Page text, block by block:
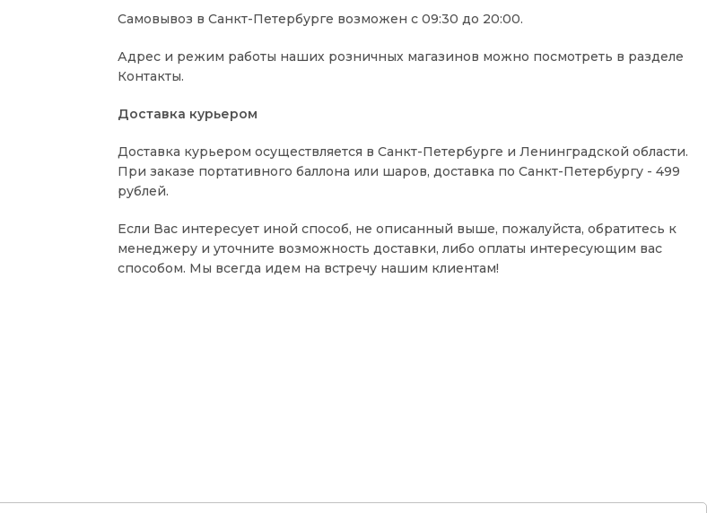
Самовывоз в Санкт-Петербурге возможен с 09:30 до 20:00.
Адрес и режим работы наших розничных магазинов можно посмотреть в разделе
Контакты.
Доставка курьером
Доставка курьером осуществляется в Санкт-Петербурге и Ленинградской области.
При заказе портативного баллона или шаров, доставка по Санкт-Петербургу - 499
рублей.
Если Вас интересует иной способ, не описанный выше, пожалуйста, обратитесь к
менеджеру и уточните возможность доставки, либо оплаты интересующим вас
способом. Мы всегда идем на встречу нашим клиентам!